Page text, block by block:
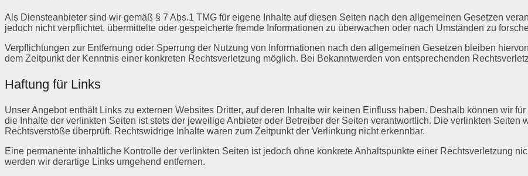
Als Diensteanbieter sind wir gemäß § 7 Abs.1 TMG für eigene Inhalte auf diesen Seiten nach den allgemeinen Gesetzen
jedoch nicht verpflichtet, übermittelte oder gespeicherte fremde Informationen zu überwachen oder nach Umständen zu
Verpflichtungen zur Entfernung oder Sperrung der Nutzung von Informationen nach den allgemeinen Gesetzen bleiben
dem Zeitpunkt der Kenntnis einer konkreten Rechtsverletzung möglich. Bei Bekanntwerden von entsprechenden
Haftung für Links
Unser Angebot enthält Links zu externen Websites Dritter, auf deren Inhalte wir keinen Einfluss haben. Deshalb können wir
die Inhalte der verlinkten Seiten ist stets der jeweilige Anbieter oder Betreiber der Seiten verantwortlich. Die verlinkten Seiten
Rechtsverstöße überprüft. Rechtswidrige Inhalte waren zum Zeitpunkt der Verlinkung nicht erkennbar.
Eine permanente inhaltliche Kontrolle der verlinkten Seiten ist jedoch ohne konkrete Anhaltspunkte einer Rechtsverletzung
werden wir derartige Links umgehend entfernen.